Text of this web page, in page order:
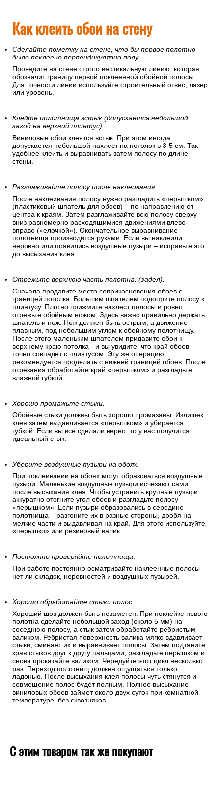
Как клеить обои на стену
Сделайте пометку на стене, что бы первое полотно
было поклеено перпендикулярно полу.
Проведите на стене строго вертикальную линию, которая
обозначит границу первой поклеенной обойной полосы.
Для точности линии используйте строительный отвес, лазер
или уровень.
Клейте полотнища встык.(допускается небольшой
заход на верхний плинтус).
Виниловые обои клеятся встык. При этом иногда
допускается небольшой нахлест на потолок в 3-5 см. Так
удобнее клеить и выравнивать затем полосу по длине
стены.
Разглаживайте полосу после наклеивания.
После наклеивания полосу нужно разгладить «перышком»
(пластиковый шпатель для обоев) – по направлению от
центра к краям. Затем разглаживайте всю полосу сверху
вниз равномерно расходящимися движениями влево-
вправо («елочкой»). Окончательное выравнивание
полотнища производится руками. Если вы наклеили
неровно или появились воздушные пузыри – исправьте это
до высыхания клея.
Отрежьте верхнюю часть полотна. (задел).
Сначала продавите место соприкосновения обоев с
границей потолка. Большим шпателем подоприте полосу к
плинтусу. Плотно прижмите нахлест полосы и ровно
отрежьте обойным ножом. Здесь важно правильно держать
шпатель и нож. Нож должен быть острым, а движение –
плавным, под небольшим углом к обойному полотнищу.
После этого маленьким шпателем придавите обои к
верхнему краю потолка - и вы увидите, что край обоев
точно совпадет с плинтусом. Эту же операцию
рекомендуется проделать с нижней границей обоев. После
отрезания обработайте край «перышком» и разгладьте
влажной губкой.
Хорошо промажьте стыки.
Обойные стыки должны быть хорошо промазаны. Излишек
клея затем выдавливается «перышком» и убирается
губкой. Если вы все сделали верно, то у вас получится
идеальный стык.
Уберите воздушные пузыри на обоях.
При поклеивании на обоях могут образоваться воздушные
пузыри. Маленькие воздушные пузыри исчезают сами
после высыхания клея. Чтобы устранить крупные пузыри
аккуратно отогните угол обоев и разгладьте полосу
«перышком». Если пузыри образовались в середине
полотнища – разгоните их в разные стороны, дробя на
мелкие части и выдавливая на край. Для этого используйте
«перышко» или резиновый валик.
Постоянно проверяйте полотнища.
При работе постоянно осматривайте наклеенные полосы –
нет ли складок, неровностей и воздушных пузырей.
Хорошо обработайте стыки полос.
Хороший шов должен быть незаметен. При поклейке нового
полотна сделайте небольшой заход (около 5 мм) на
соседнюю полосу, а стык затем обработайте ребристым
валиком. Ребристая поверхность валика мягко вдавливает
стыки, сминает их и выравнивает полосы. Затем подтяните
края стыков друг к другу пальцами, разгладьте перышком и
снова прокатайте валиком. Чередуйте этот цикл несколько
раз. Переход полотнищ должен ощущаться только
ладонью. После высыхания клея полосы чуть стянутся и
совмещение полос будет полным. Полное высыхание
виниловых обоев займет около двух суток при комнатной
температуре, без сквозняков.
С этим товаром так же покупают